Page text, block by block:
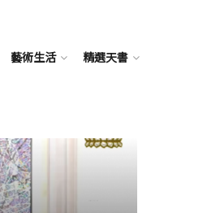
藝術生活 精選天書